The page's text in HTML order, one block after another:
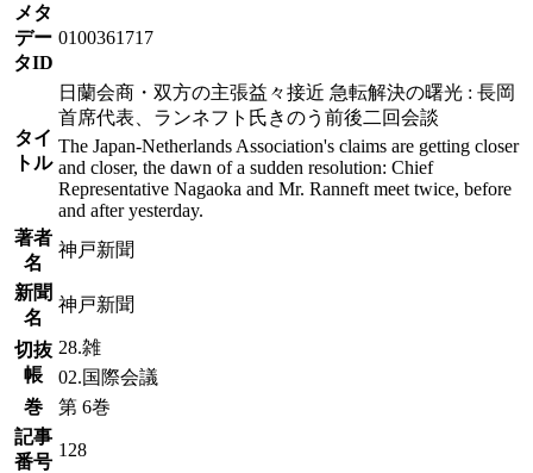
メタ
デー
タID
0100361717
タイ
トル
日蘭会商・双方の主張益々接近 急転解決の曙光 : 長岡
首席代表、ランネフト氏きのう前後二回会談
The Japan-Netherlands Association's claims are getting closer
and closer, the dawn of a sudden resolution: Chief
Representative Nagaoka and Mr. Ranneft meet twice, before
and after yesterday.
著者
名
神戸新聞
新聞
名
神戸新聞
切抜
帳
28.雑
02.国際会議
巻
第 6巻
記事
番号
128